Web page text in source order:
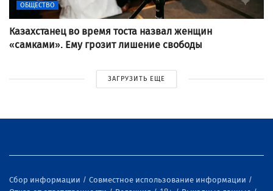
ОБЩЕСТВО
Казахстанец во время тоста назвал женщин
«самками». Ему грозит лишение свободы
ЗАГРУЗИТЬ ЕЩЕ
Сбор информации
Совместное использование информации